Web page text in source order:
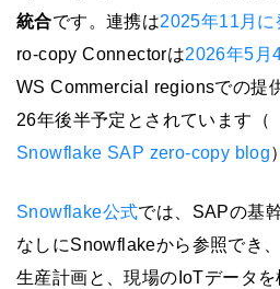
統合です。連携は2025年11月に
ro-copy Connectorは2026年5月
WS Commercial regionsでの提
26年後半予定とされています（
Snowflake SAP zero-copy blog
Snowflake公式では、SAPの基
なしにSnowflakeから参照でき
生産計画と、現場のIoTデータ